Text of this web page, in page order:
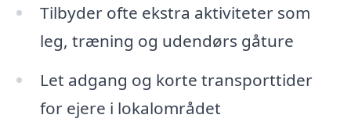
Tilbyder ofte ekstra aktiviteter som
leg, træning og udendørs gåture
Let adgang og korte transporttider
for ejere i lokalområdet